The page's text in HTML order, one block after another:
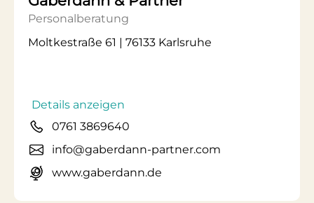
Personalberatung
Moltkestraße 61 | 76133 Karlsruhe
Details anzeigen
0761 3869640
info@gaberdann-partner.com
www.gaberdann.de